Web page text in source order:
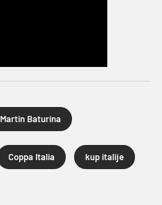
Martin Baturina
Coppa Italia kup italije